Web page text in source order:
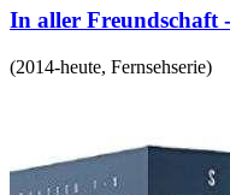
In aller Freundschaft
(2014-heute, Fernsehserie)